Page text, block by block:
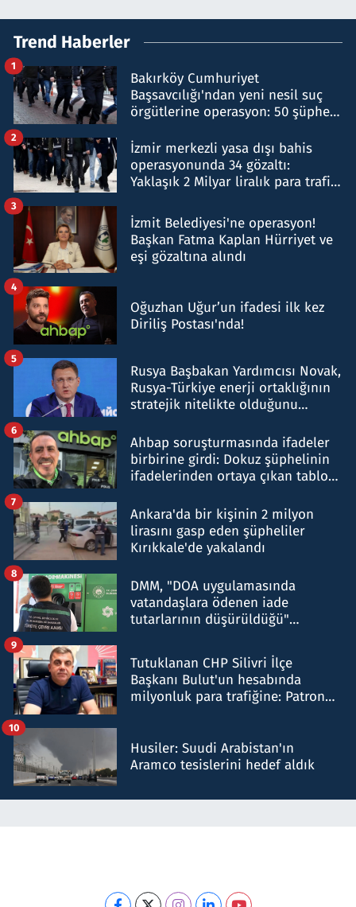
Trend Haberler
Bakırköy Cumhuriyet
Başsavcılığı'ndan yeni nesil suç
örgütlerine operasyon: 50 şüpheli
1
İzmir merkezli yasa dışı bahis
operasyonunda 34 gözaltı:
Yaklaşık 2 Milyar liralık para trafiği
2
İzmit Belediyesi'ne operasyon!
Başkan Fatma Kaplan Hürriyet ve
eşi gözaltına alındı
3
Oğuzhan Uğur’un ifadesi ilk kez
Diriliş Postası'nda!
4
Rusya Başbakan Yardımcısı Novak,
Rusya-Türkiye enerji ortaklığının
stratejik nitelikte olduğunu
5
Ahbap soruşturmasında ifadeler
birbirine girdi: Dokuz şüphelinin
ifadelerinden ortaya çıkan tablo
6
Ankara'da bir kişinin 2 milyon
lirasını gasp eden şüpheliler
Kırıkkale'de yakalandı
7
DMM, "DOA uygulamasında
vatandaşlara ödenen iade
tutarlarının düşürüldüğü"
8
Tutuklanan CHP Silivri İlçe
Başkanı Bulut'un hesabında
milyonluk para trafiğine: Patron
9
Husiler: Suudi Arabistan'ın
Aramco tesislerini hedef aldık
10